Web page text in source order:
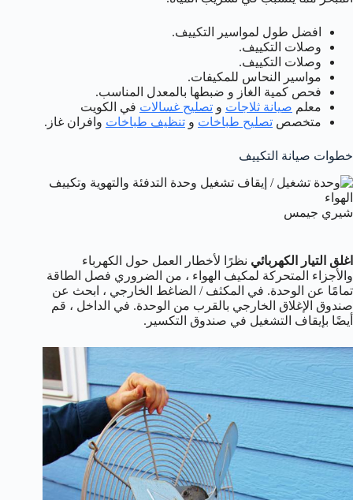
افضل طول لمواسير التكييف.
وصلات التكييف.
وصلات التكييف.
مواسير النحاس للمكيفات.
فحص كمية الغاز و ضبطها بالمعدل المناسب.
معلم صيانة ثلاجات و تصليح غسالات في الكويت
متخصص تصليح طباخات و تنظيف طباخات وافران غاز.
خطوات صيانة التكييف
شيري جيمس
اغلق التيار الكهربائي نظرًا لأخطار العمل حول الكهرباء
والأجزاء المتحركة لمكيف الهواء ، من الضروري فصل الطاقة
تمامًا عن الوحدة. في المكثف / الضاغط الخارجي ، ابحث عن
صندوق الإغلاق الخارجي بالقرب من الوحدة. في الداخل ، قم
أيضًا بإيقاف التشغيل في صندوق التكسير.